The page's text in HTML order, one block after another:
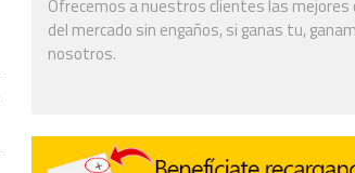
Ofrecemos a nuestros clientes las
del mercado sin engaños, si ganas tu,
nosotros.